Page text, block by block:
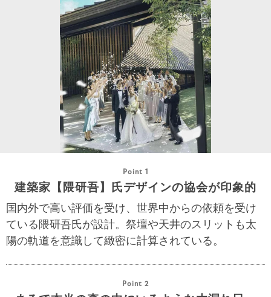
Point 1
建築家【隈研吾】氏デザインの協会が印象的
国内外で高い評価を受け、世界中からの依頼を受け
ている隈研吾氏が設計。祭壇や天井のスリットも太
陽の軌道を意識して緻密に計算されている。
Point 2